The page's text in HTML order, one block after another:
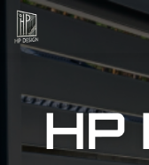
Aller
contenu
principal